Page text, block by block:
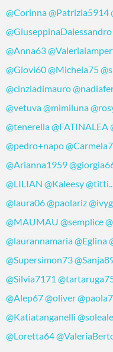
@Corinna@Patrizia5914
@GiuseppinaDalessandro
@Anna63
@Giovi60@Michela75
@cinziadimauro
@vetuva@mimiluna
@tenerella@FATINALEA
@pedro+napo
@Arianna1959
@LILIAN @Kaleesy@titti..
@laura06@paolariz
@MAUMAU @semplice
@laurannamaria@Eglina
@Supersimon73
@Silvia7171
@Alep67@oliver
@Katiatanganelli @soleale
@Loretta64